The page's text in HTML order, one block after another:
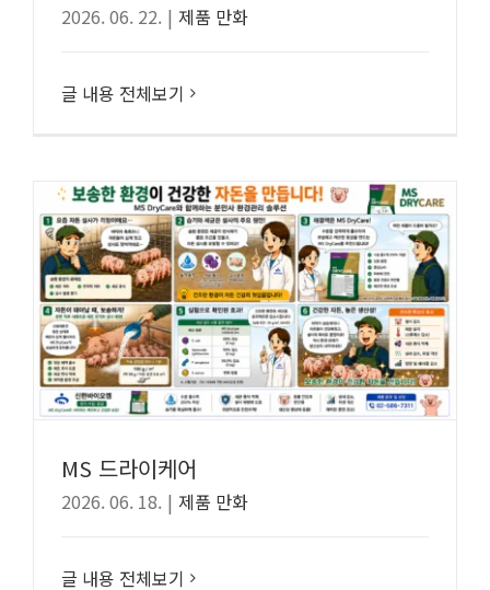
2026. 06. 22. | 제품 만화
글 내용 전체보기
MS 드라이케어
2026. 06. 18. | 제품 만화
글 내용 전체보기